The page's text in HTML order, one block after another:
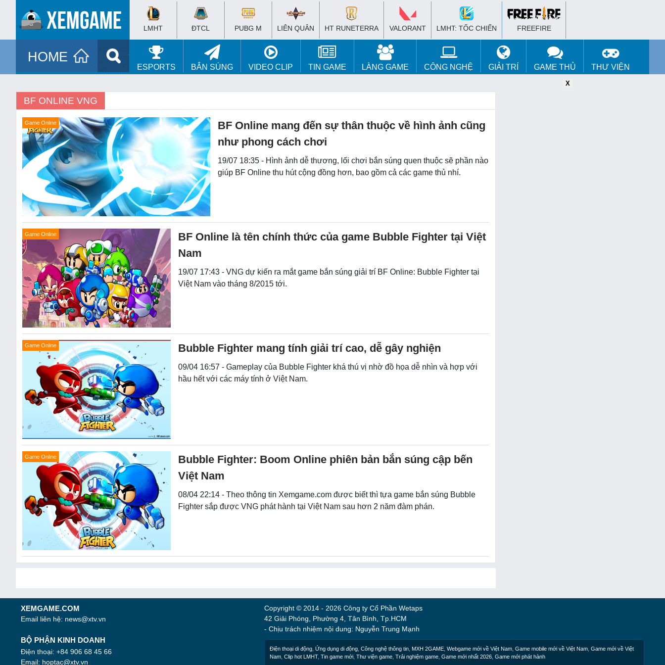
LMHT ĐTCL PUBG M LIÊN QUÂN HT RUNETERRA VALORANT LMHT: TỐC CHIẾN FREEFIRE
HOME
ESPORTS BẮN SÚNG VIDEO CLIP TIN GAME LÀNG GAME CÔNG NGHỆ GIẢI TRÍ GAME THỦ THƯ VIỆN
X
BF ONLINE VNG
Game Online
BF Online mang đến sự thân thuộc về hình ảnh cũng
như phong cách chơi
19/07 18:35 - Hình ảnh dễ thương, lối chơi bắn súng quen thuộc sẽ phần nào
giúp BF Online thu hút cộng đồng hơn, bao gồm cả các game thủ nhí.
Game Online
BF Online là tên chính thức của game Bubble Fighter tại Việt
Nam
19/07 17:43 - VNG dự kiến ra mắt game bắn súng giải trí BF Online: Bubble Fighter tại
Việt Nam vào tháng 8/2015 tới.
Game Online Bubble Fighter mang tính giải trí cao, dễ gây nghiện
09/04 16:57 - Gameplay của Bubble Fighter khá thú vị nhờ đồ họa dễ nhìn và hợp với
hầu hết với các máy tính ở Việt Nam.
Game Online
Bubble Fighter: Boom Online phiên bản bắn súng cập bến
Việt Nam
08/04 22:14 - Theo thông tin Xemgame.com được biết thì tựa game bắn súng Bubble
Fighter sắp được VNG phát hành tại Việt Nam sau hơn 2 năm đàm phán.
XEMGAME.COM
Email liên hệ: news@xtv.vn
BỘ PHẬN KINH DOANH
Điện thoại: +84 906 68 45 66
Email: hoptac@xtv.vn
Copyright © 2014 - 2026 Công ty Cổ Phần Wetaps
42 Giải Phóng, Phường 4, Tân Bình, Tp.HCM
- Chịu trách nhiệm nội dung: Nguyễn Trung Mạnh
Điện thoại di động Ứng dụng di động Công nghệ thông tin MXH 2GAME Webgame mới về Việt Nam Game mobile mới về Việt Nam Game mới về Việt
Nam Clip hot LMHT, Tin game mới Thư viện game Trải nghiệm game Game mới nhất 2026 Game mới phát hành